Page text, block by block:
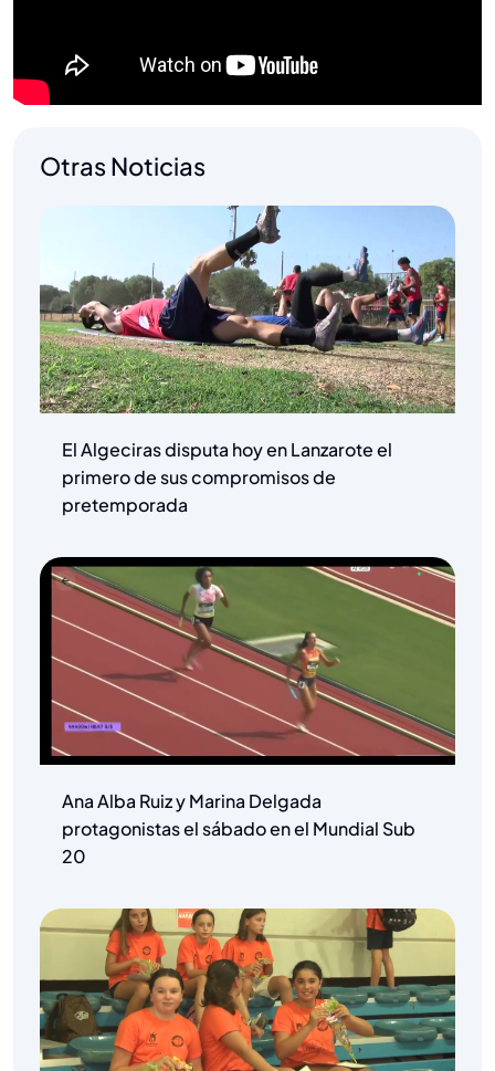
Otras Noticias
El Algeciras disputa hoy en Lanzarote el
primero de sus compromisos de
pretemporada
Ana Alba Ruiz y Marina Delgada
protagonistas el sábado en el Mundial Sub
20